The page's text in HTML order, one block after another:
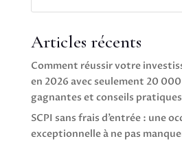
Articles récents
Comment réussir votre
en 2026 avec seulement 20
gagnantes et conseils pratiques
SCPI sans frais d’entrée : une
exceptionnelle à ne pas